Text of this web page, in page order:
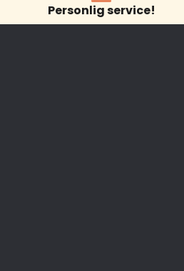
Personlig service!